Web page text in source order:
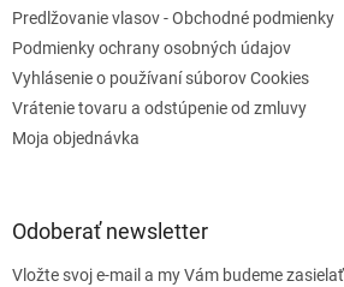
Predlžovanie vlasov - Obchodné podmienky
Podmienky ochrany osobných údajov
Vyhlásenie o používaní súborov Cookies
Vrátenie tovaru a odstúpenie od zmluvy
Moja objednávka
Odoberať newsletter
Vložte svoj e-mail a my Vám budeme